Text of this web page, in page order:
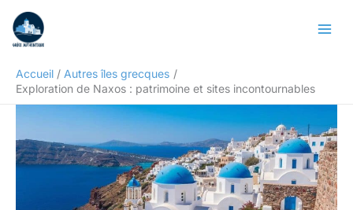
contenu
Accueil
Autres îles grecques
Exploration de Naxos : patrimoine et sites incontournables
Rechercher